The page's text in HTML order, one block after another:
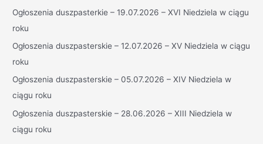
a
c
h
Ogłoszenia duszpasterkie – 19.07.2026 – XVI Niedziela w ciągu
roku
Ogłoszenia duszpasterskie – 12.07.2026 – XV Niedziela w ciągu
roku
Ogłoszenia duszpasterskie – 05.07.2026 – XIV Niedziela w
ciągu roku
Ogłoszenia duszpasterskie – 28.06.2026 – XIII Niedziela w
ciągu roku